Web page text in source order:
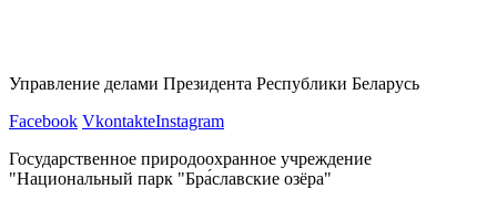
Управление делами Президента Республики Беларусь
Facebook VkontakteInstagram
Государственное природоохранное учреждение
"Национальный парк "Бра́славские озёра"